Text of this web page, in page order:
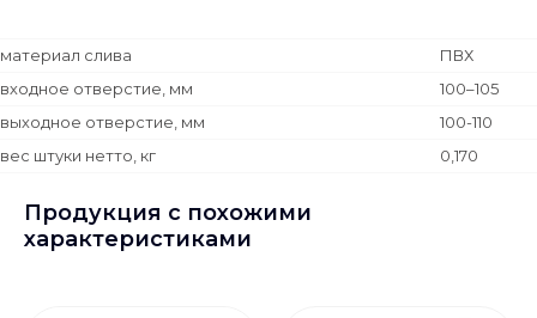
материал слива
ПВХ
входное отверстие, мм
100–105
выходное отверстие, мм
100-110
вес штуки нетто, кг
0,170
Продукция с похожими
характеристиками